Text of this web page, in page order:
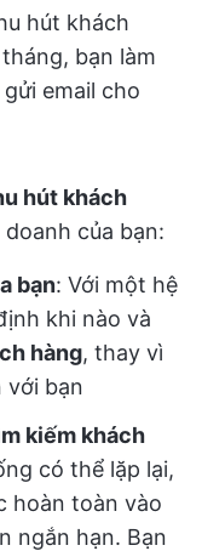
hút khách
bạn làm
email cho
hút khách
của bạn:
bạn: Với một hệ
khi nào và
hàng, thay vì
với bạn
kiếm khách
có thể lặp lại,
hoàn toàn vào
ngắn hạn. Bạn